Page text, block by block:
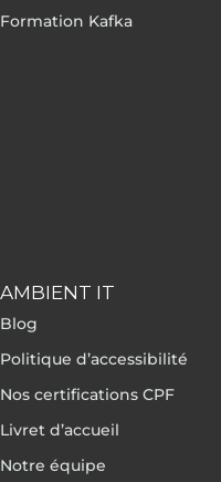
Formation Kafka
AMBIENT IT
Blog
Politique d’accessibilité
Nos certifications CPF
Livret d’accueil
Notre équipe